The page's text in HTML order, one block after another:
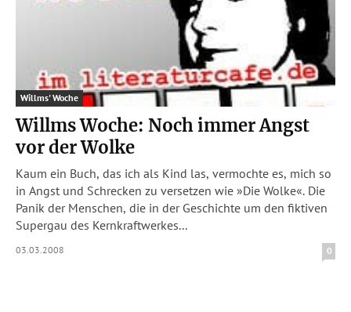
Willms' Woche
Willms Woche: Noch immer Angst
vor der Wolke
Kaum ein Buch, das ich als Kind las, vermochte es, mich so
in Angst und Schrecken zu versetzen wie »Die Wolke«. Die
Panik der Menschen, die in der Geschichte um den fiktiven
Supergau des Kernkraftwerkes...
03.03.2008 0